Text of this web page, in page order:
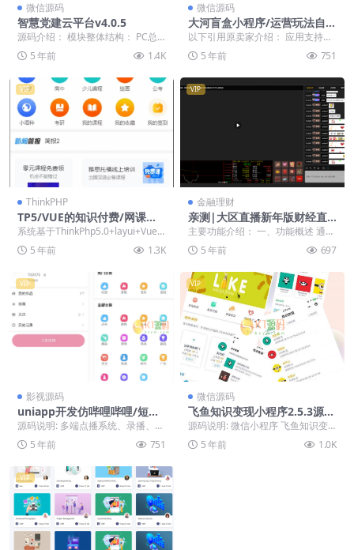
微信源码
智慧党建云平台v4.0.5
源码介绍： 模块整体结构： PC总
管理后台（系统总管理员）； PC组
织管理后台（...
5 年前 1.4K
微信源码
大河盲盒小程序/运营玩法自
由/超多功能的盲盒型小程序
以下引用原卖家介绍： 应用支持哪
些类型的商品？ 1.实物需邮寄商
品，用户领取时填...
5 年前 751
VIP
ThinkPHP
TP5/VUE的知识付费/网课源
码/全开源/带教程
系统基于ThinkPhp5.0+layui+Vue
开发,功能包含在线直播、付费视...
5 年前 1.3K
VIP
金融理财
亲测|大区直播新年版财经直
播系统喊单系统股外汇直播聊
天室带聊天服务端支持万人在
线
主要功能介绍： 一、功能概述 通过
推流和拉流方式架设到网站在线视
频直播或者录屏视...
5 年前 697
VIP
影视源码
uniapp开发仿哔哩哔哩/短视
频系统
源码说明: 多端点播系统、录播、
可以发布多级选集视频 问答、题
库、资讯、营销推...
5 年前 751
VIP
微信源码
飞鱼知识变现小程序2.5.3源码
_小程序功能模块
源码说明: 微信小程序 飞鱼知识变
现小程序2.5.3 前端+后端 模块/小程
序更...5 年前 1.0K
VIP